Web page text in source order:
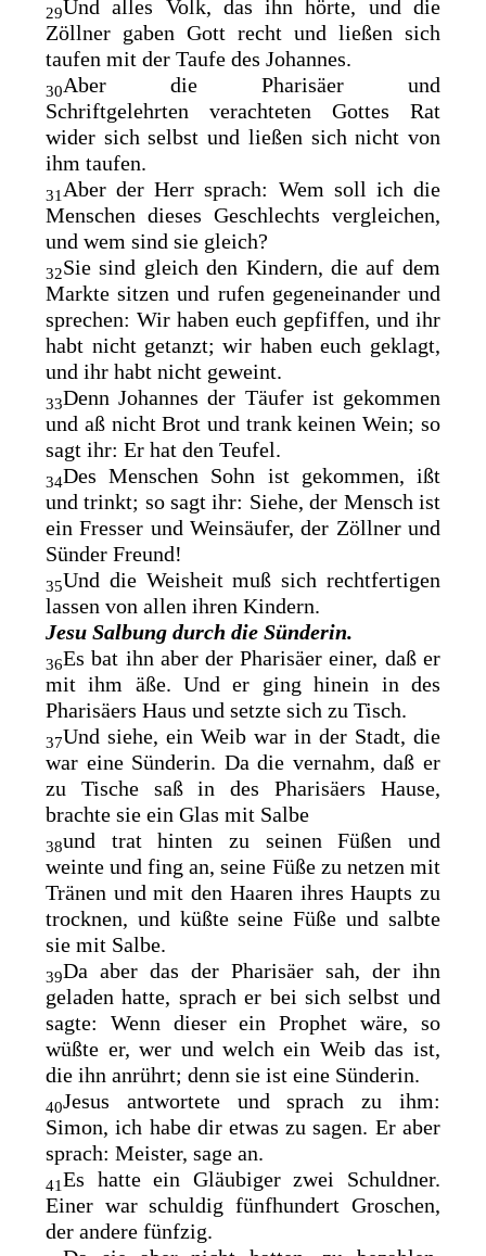
29Und alles Volk, das ihn hörte, und die
Zöllner gaben Gott recht und ließen sich
taufen mit der Taufe des Johannes.
30Aber die Pharisäer und
Schriftgelehrtenverachteten Gottes Rat
wider sich selbst und ließen sich nicht von
ihm taufen.
31Aber der Herr sprach: Wem soll ich die
Menschen dieses Geschlechts vergleichen,
und wem sind sie gleich?
32Sie sind gleich den Kindern, die auf dem
Markte sitzen und rufen gegeneinander und
sprechen: Wir haben euch gepfiffen, und ihr
habt nicht getanzt; wir haben euch geklagt,
und ihr habt nicht geweint.
33Denn Johannes der Täufer ist gekommen
und aß nicht Brot und trank keinen Wein; so
sagt ihr: Er hat den Teufel.
34Des Menschen Sohn ist gekommen, ißt
und trinkt; so sagt ihr: Siehe, der Mensch ist
ein Fresser und Weinsäufer, der Zöllner und
Sünder Freund!
35Und die Weisheit muß sich rechtfertigen
lassen von allen ihren Kindern.
Jesu Salbung durch die Sünderin.
36Es bat ihn aber der Pharisäer einer, daß er
mit ihm äße. Und er ging hinein in des
Pharisäers Haus und setzte sich zu Tisch.
37Und siehe, ein Weib war in der Stadt, die
war eine Sünderin. Da die vernahm, daß er
zu Tische saß in des Pharisäers Hause,
brachte sie ein Glas mit Salbe
38und trat hinten zu seinen Füßen und
weinte und fing an, seine Füße zu netzen mit
Tränen und mit den Haaren ihres Haupts zu
trocknen, und küßte seine Füße und salbte
sie mit Salbe.
39Da aber das der Pharisäer sah, der ihn
geladen hatte, sprach er bei sich selbst und
sagte: Wenn dieser ein Prophet wäre, so
wüßte er, wer und welch ein Weib das ist,
die ihn anrührt; denn sie ist eine Sünderin.
40Jesus antwortete und sprach zu ihm:
Simon, ich habe dir etwas zu sagen. Er aber
sprach: Meister, sage an.
41Es hatte ein Gläubiger zwei Schuldner.
Einer war schuldig fünfhundert Groschen,
der andere fünfzig.